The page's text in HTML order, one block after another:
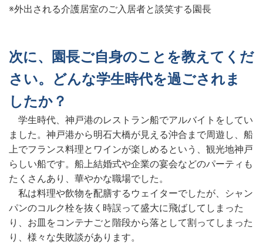
※外出される介護居室のご入居者と談笑する園長
次に、園長ご自身のことを教えてくだ
さい。どんな学生時代を過ごされま
したか？
学生時代、神戸港のレストラン船でアルバイトをしてい
ました。神戸港から明石大橋が見える沖合まで周遊し、船
上でフランス料理とワインが楽しめるという、観光地神戸
らしい船です。船上結婚式や企業の宴会などのパーティも
たくさんあり、華やかな職場でした。
私は料理や飲物を配膳するウェイターでしたが、シャン
パンのコルク栓を抜く時誤って盛大に飛ばしてしまった
り、お皿をコンテナごと階段から落として割ってしまった
り、様々な失敗談があります。